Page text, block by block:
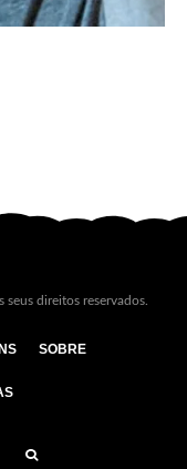
direitos reservados.
SOBRE